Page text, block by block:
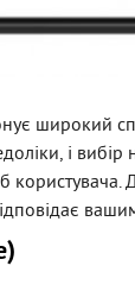
широкий
і